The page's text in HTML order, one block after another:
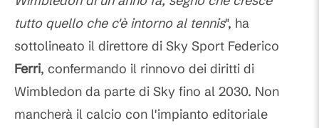
tutto quello che c'è intorno al tennis", ha
sottolineato il direttore di Sky Sport Federico
Ferri, confermando il rinnovo dei diritti di
Wimbledon da parte di Sky fino al 2030. Non
mancherà il calcio con l'impianto editoriale